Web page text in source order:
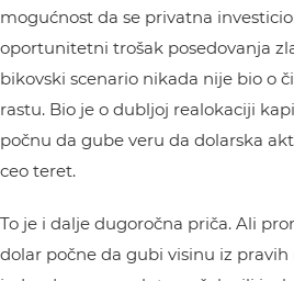
mogućnost da se privatna
oportunitetni trošak posedovanja
bikovski scenario nikada nije bio o
rastu. Bio je o dubljoj realokaciji
počnu da gube veru da dolarska
ceo teret.
To je i dalje dugoročna priča. Ali
dolar počne da gubi visinu iz pravih